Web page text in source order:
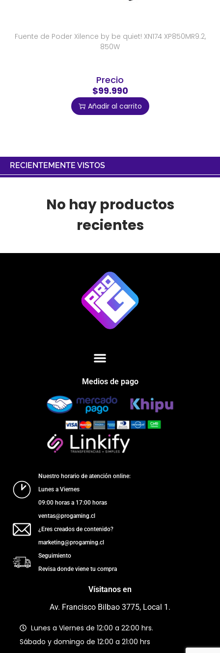
Fuente de Poder Xilence by be quiet! XN174 XP850MR9.2,
850W
Precio
$99.990
Añadir al carrito
RECIENTEMENTE VISTOS
No hay productos
recientes
Medios de pago
Nuestro horario de atención online:
Lunes a Viernes
09:00 horas a 17:00 horas
ventas@progaming.cl
¿Eres creados de contenido?
marketing@progaming.cl
Seguimiento
Revisa donde viene tu compra
Vísitanos en
Av. Francisco Bilbao 3775, Local 1.
Lunes a Viernes de 12:00 a 22:00 hrs.
Sábado y domingo de 12:00 a 21:00 hrs